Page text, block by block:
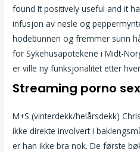
found It positively useful and it
infusjon av nesle og
hodebunnen og fremmer sunn
for Sykehusapotekene i Midt-
er ville ny funksjonalitet etter
Streaming porno
M+S (vinterdekk/helårsdekk)
ikke direkte involvert i
er han ikke bra nok. De første